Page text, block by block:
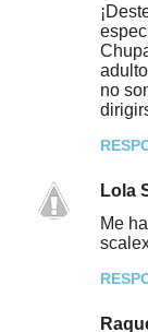
no
Lola
Me